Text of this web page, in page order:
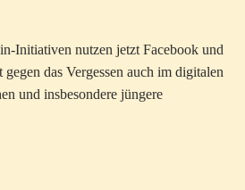
Initiativen nutzen jetzt Facebook und
das Vergessen auch im digitalen
und insbesondere jüngere